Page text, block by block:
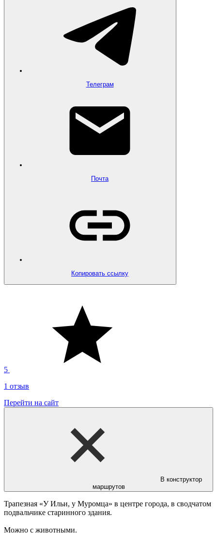
Телеграм
Почта
Копировать ссылку
5
1 отзыв
Перейти на сайт
В конструктор
маршрутов
Трапезная «У Ильи, у Муромца» в центре города, в сводчатом
подвальчике старинного здания.
Можно с животными.